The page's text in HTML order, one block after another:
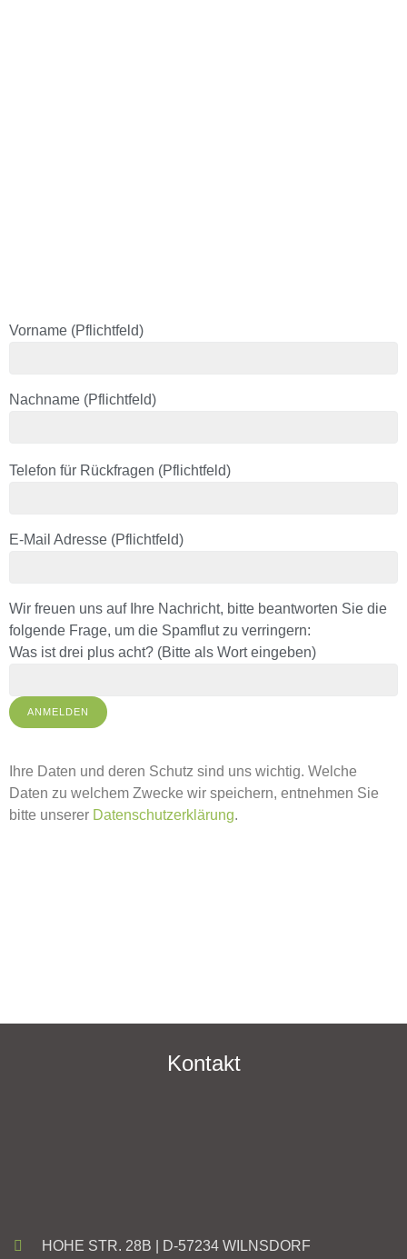
Vorname (Pflichtfeld)
Nachname (Pflichtfeld)
i
e
s
s
e
e
Telefon für Rückfragen (Pflichtfeld)
E-Mail Adresse (Pflichtfeld)
Wir freuen uns auf Ihre Nachricht, bitte beantworten Sie die
folgende Frage, um die Spamflut zu verringern:
Was ist drei plus acht? (Bitte als Wort eingeben)
Ihre Daten und deren Schutz sind uns wichtig. Welche
Daten zu welchem Zwecke wir speichern, entnehmen Sie
bitte unserer Datenschutzerklärung.
Kontakt
HOHE STR. 28B | D-57234 WILNSDORF